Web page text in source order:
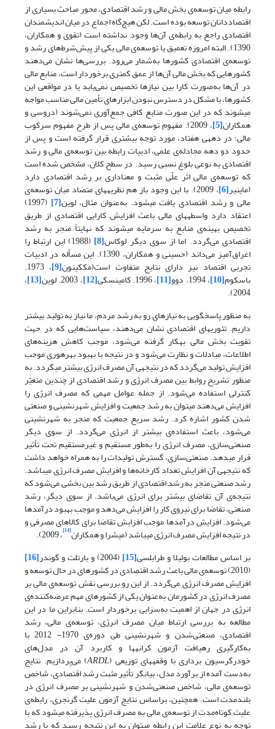
رابطه میان توسعه‌ی بخش مالی و رشد اقتصادی، محور مباحث بسیاری از
اقتصاددانان توسعه بوده است. لکن هیچ‌گاه اجماع در میان اندیشمندان
اقتصادی راجع به رابطه‌ی آن‌ها وجود نداشته است (تقوی و همکاران،
1390). البته امروزه تعمیق یا توسعه‌ی مالی یکی از پیش‌شرط‌های رشد و
توسعه‌ی اقتصادی کشورها به‌شمار می‌رود. بررسی‌ها نشان می‌دهند
کشورهایی که بخش مالی آن‌ها از عمق کمتری برخوردار است، منابع مالی
در آن‌ها به‌صورت کارا بین نیازها تخصیص نمی‌یابد یا در مواقعی این
کشورها، با مشکل در دسترس نبودن ابزارهای تأمین مالی مناسب مواجه
میشوند که در این صورت منابع کافی جمع‌آوری نمی‌شوند (دروسی و
همکاران[5] ، 2009). مفهوم توسعه‌ی مالی پس از طرح مفهوم سرکوب
مالی؛ در دهه­ی هفتاد، مورد توجه بیشتری قرار گرفته است و پس از
حدود دو دهه مجادله‌ی علمی، ادبیات رابطه بین توسعه‌ی مالی و رشد
اقتصادی به نوعی بلوغ نسبی رسید. در سطح کلان، مشخص شده است
که توسعه‌ی مالی اثر علّی مثبت و معناداری بر رشد اقتصادی دارد
(ماینیر[6] ، 2009). با این وجود باز هم نظریه­های متضاد میان توسعه‌ی
مالی و رشد اقتصادی یافت می­شود. به‌عنوان مثال، لوین[7]
(1997)
اعتقاد دارد واسطه­های مالی باعث افزایش کارایی اقتصادی از طریق
تخصیص بهینه‌ی منابع به سرمایه می­شوند که نهایتاً منجر به رشد
اقتصادی می‌گردد. اما از سوی دیگر لوکاس[8] (1988) این ارتباط را
اغراق‌آمیز می‌داند (حسینی و همکاران، 1390). این مسأله در ادبیات
تجربی اقتصاد نیز دارای نتایج متفاوت است(مک­کینون[9] ، 1973.
باسکوم[10] ، 1994. دوو [11] ، 1996. کامینسکی [12] ، 2003. لوین [13] ،
2004).
به منظور پاسخ­گویی به نیازهای رو به رشد مردم، ما نیاز به تولید بیشتر
داریم. تئوری­های اقتصادی نشان می‌دهند، سیاست‌هایی که در جهت
تقویت بخش مالی به­کار گرفته می‌شود، موجب کاهش هزینه‌های
اطلاعات، مبادلات و نظارت می‌شود و در نتیجه با بهبود بهره­وری موجب
افزایش تولید می‌گردد که در نتیجه­ی آن مصرف انرژی بیشتر می­گردد. به
منظور تشریح روابط بین مصرف انرژی و رشد اقتصادی از چندین متغیّر
کنترلی استفاده می‌شود. از جمله عوامل مهمی که مصرف انرژی را
افزایش می‌دهند می­توان به رشد جمعیت و افزایش شهرنشینی و صنعتی
شدن کشور اشاره کرد. رشد سریع جمعیت که منجر به شهرنشینی
می‌شود، باعث استفاده‌ی بیشتر از انرژی می‌گردد. از سوی دیگر
صنعتی‌سازی، مصرف انرژی را به‌طور مستقیم و غیرمستقیم تحت تأثیر
قرار می­دهد. صنعتی‌سازی، گسترش تولیدات را به همراه خواهد داشت
که نتیجه­ی آن افزایش تعداد کارخانه‌ها و افزایش مصرف انرژی می­باشد.
رشد صنعتی منجر به رشد اقتصادی از طریق رشد بین بخشی می‌شود که
نتیجه‌ی آن تقاضای بیشتر برای انرژی می‌باشد. از سوی دیگر، رشد
صنعتی، تقاضا برای نیروی کار را افزایش می‌دهد و موجب بهبود درآمدها
می‌شود. افزایش درآمدها موجب افزایش تقاضا برای کالاهای مصرفی و
در نتیجه­ افزایش مصرف انرژی می­باشد (میشرا و همکاران[14]
، 2009).
بر اساس مطالعات بولیلا و طرابلسی[15] (2004) و بارتلت و گوندر [16]
(2010) توسعه‌ی مالی باعث رشد اقتصادی در کشورهای در حال توسعه و
افزایش مصرف انرژی می‌گردد. از این رو بررسی نقش توسعه‌ی مالی بر
مصرف انرژی در کشورمان به‌عنوان یکی از کشورهای مهم عرضه‌کننده‌ی
انرژی در جهان از اهمیت به‌سزایی برخوردار است. بنابراین ما در این
مطالعه به بررسی ارتباط میان مصرف انرژی، توسعه‌ی مالی، رشد
اقتصادی، صنعتی‌شدن و شهرنشینی طی دوره‌ی 1970- 2012 با
به‌کارگیری رهیافت آزمون کرانه­ها و کاربرد آن در مدل‌های
خودرگرسیون برداری با وقفه­های توزیعی (ARDL) می‌پردازیم. نتایج
به‌دست آمده از برآورد مدل، بیانگر تأثیر مثبت رشد اقتصادی، شاخص
توسعه‌ی مالی، شاخص صنعتی‌شدن و شهرنشینی بر مصرف انرژی در
بلندمدت است. همچنین، براساس نتایج آزمون علیت گرنجری، رابطه‌ی
علیت کوتاه‌مدت از توسعه‌ی مالی به مصرف انرژی پذیرفته می­شود که با
توجه به نوع علامت این رابطه می­توان به این نتیجه رسید که با رشد